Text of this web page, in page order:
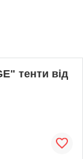
тенти від